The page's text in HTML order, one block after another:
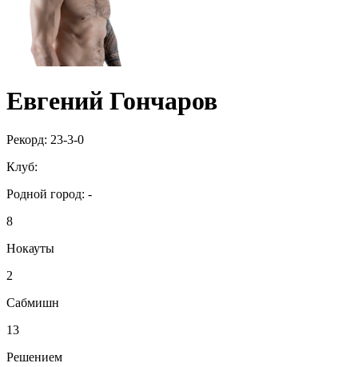
Евгений Гончаров
Рекорд: 23-3-0
Клуб:
Родной город: -
8
Нокауты
2
Сабмишн
13
Решением